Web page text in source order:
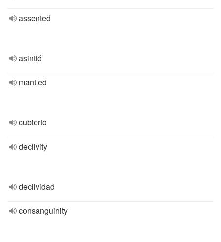
assented
asintió
mantled
cubierto
declivity
declividad
consanguinity